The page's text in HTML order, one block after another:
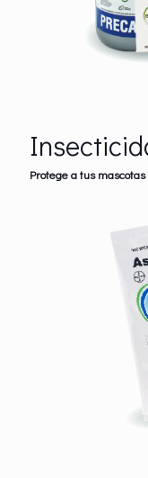
Protege a tus